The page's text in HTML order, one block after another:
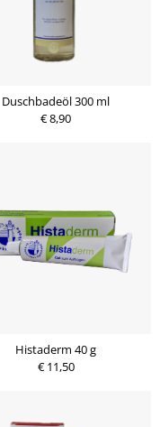
Duschbadeöl 300 ml
€ 8,90
Histaderm 40 g
€ 11,50